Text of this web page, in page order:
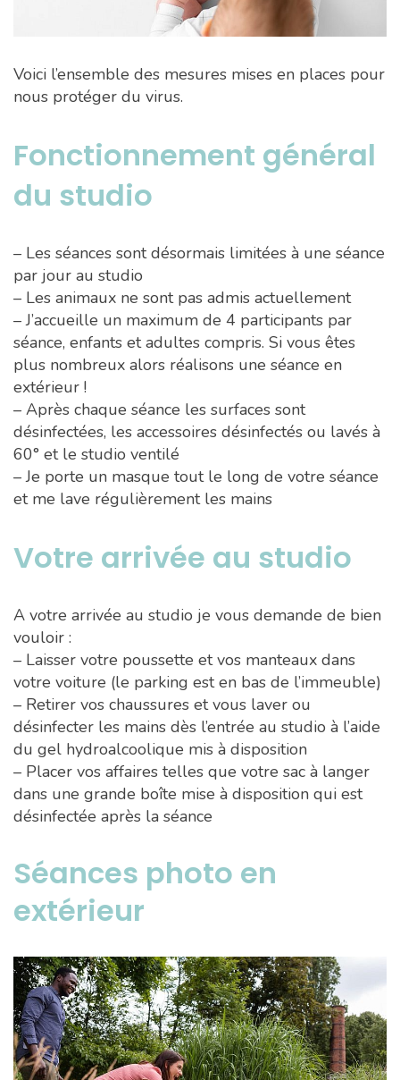
Voici l’ensemble des mesures mises en places pour
nous protéger du virus.
Fonctionnement général
du studio
– Les séances sont désormais limitées à une séance
par jour au studio
– Les animaux ne sont pas admis actuellement
– J’accueille un maximum de 4 participants par
séance, enfants et adultes compris. Si vous êtes
plus nombreux alors réalisons une séance en
extérieur !
– Après chaque séance les surfaces sont
désinfectées, les accessoires désinfectés ou lavés à
60° et le studio ventilé
– Je porte un masque tout le long de votre séance
et me lave régulièrement les mains
Votre arrivée au studio
A votre arrivée au studio je vous demande de bien
vouloir :
– Laisser votre poussette et vos manteaux dans
votre voiture (le parking est en bas de l’immeuble)
– Retirer vos chaussures et vous laver ou
désinfecter les mains dès l’entrée au studio à l’aide
du gel hydroalcoolique mis à disposition
– Placer vos affaires telles que votre sac à langer
dans une grande boîte mise à disposition qui est
désinfectée après la séance
Séances photo en
extérieur